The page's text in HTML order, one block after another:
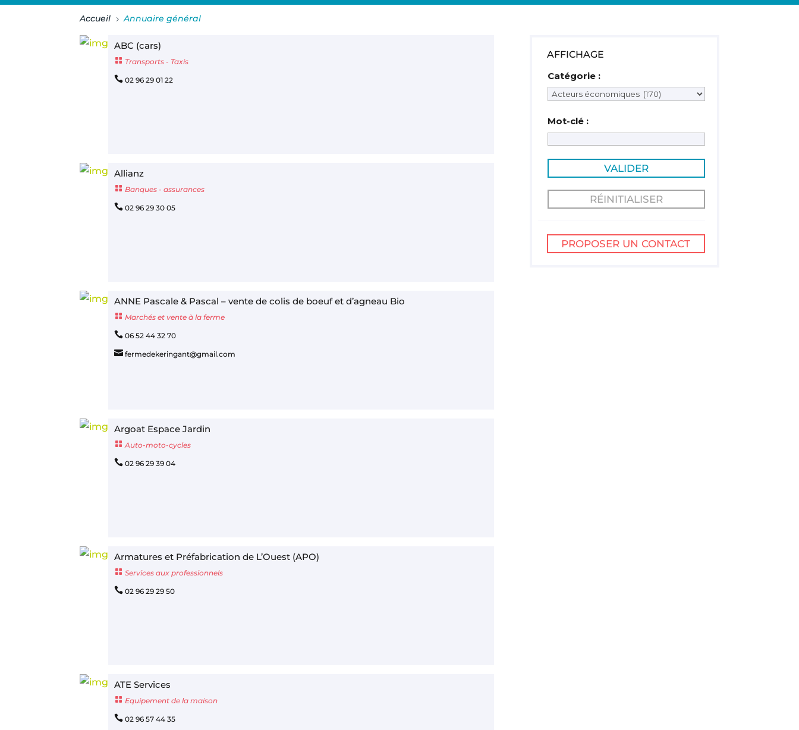
Accueil 5 Annuaire général
ABC (cars)
 Transports - Taxis
 02 96 29 01 22
Allianz
 Banques - assurances
 02 96 29 30 05
ANNE Pascale & Pascal – vente de colis de boeuf et d’agneau Bio
 Marchés et vente à la ferme
 06 52 44 32 70
 fermedekeringant@gmail.com
Argoat Espace Jardin
 Auto-moto-cycles
 02 96 29 39 04
Armatures et Préfabrication de L’Ouest (APO)
 Services aux professionnels
 02 96 29 29 50
ATE Services
 Equipement de la maison
 02 96 57 44 35
AFFICHAGE
Catégorie :
Mot-clé :
PROPOSER UN CONTACT